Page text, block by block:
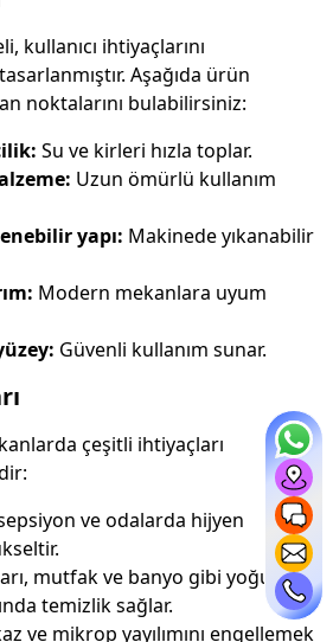
kullanıcı ihtiyaçlarını
Aşağıda ürün
noktalarını bulabilirsiniz:
Su ve kirleri hızla toplar.
Uzun ömürlü kullanım
yapı: Makinede yıkanabilir
Modern mekanlara uyum
Güvenli kullanım sunar.
çeşitli ihtiyaçları
ve odalarda hijyen
mutfak ve banyo gibi yoğun
temizlik sağlar.
ve mikrop yayılımını engellemek